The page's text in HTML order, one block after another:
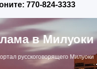
770-824-3333
в Милуоки
Милуоки